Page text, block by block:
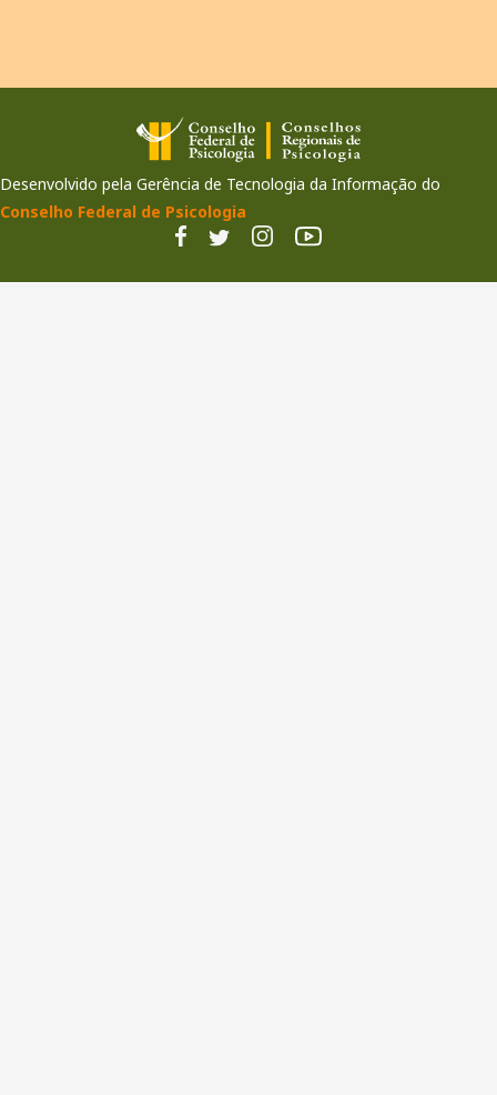
Desenvolvido pela Gerência de Tecnologia da Informação do
Conselho Federal de Psicologia